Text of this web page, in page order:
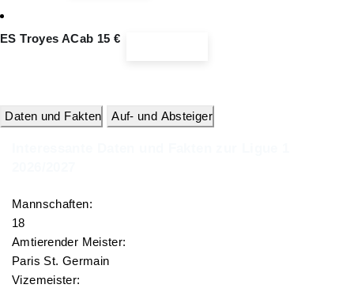
ES Troyes ACab 15 €
Daten und Fakten Auf- und Absteiger
Mannschaften:
18
Amtierender Meister:
Paris St. Germain
Vizemeister: